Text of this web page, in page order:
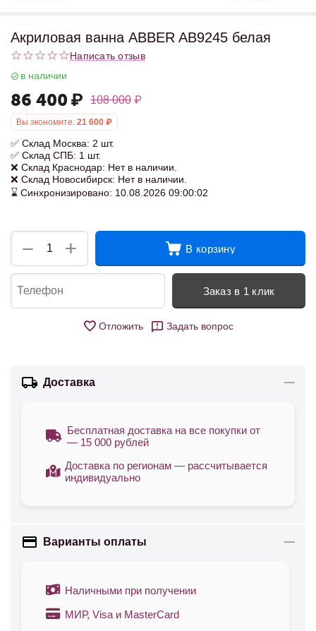
Акриловая ванна ABBER AB9245 белая
Написать отзыв
в наличии
86 400 ₽ 108 000 ₽
Вы экономите: 21 600 ₽
✅ Склад Москва: 2 шт.
✅ Склад СПБ: 1 шт.
❌ Склад Краснодар: Нет в наличии.
❌ Склад Новосибирск: Нет в наличии.
⌛ Синхронизировано: 10.08.2026 09:00:02
+
− В корзину
Заказ в 1 клик
Отложить Задать вопрос
Доставка
Бесплатная доставка на все покупки от
— 15 000 рублей
Доставка по регионам — рассчитывается
индивидуально
Варианты оплаты
Наличными при получении
МИР, Visa и MasterCard